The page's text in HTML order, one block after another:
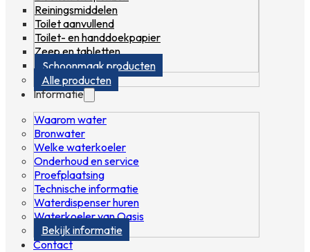
Reiningsmiddelen
Toilet aanvullend
Toilet- en handdoekpapier
Zeep en tabletten
Schoonmaak producten
Alle producten
Informatie
Waarom water
Bronwater
Welke waterkoeler
Onderhoud en service
Proefplaatsing
Technische informatie
Waterdispenser huren
Waterkoeler van Oasis
Bekijk informatie
Contact